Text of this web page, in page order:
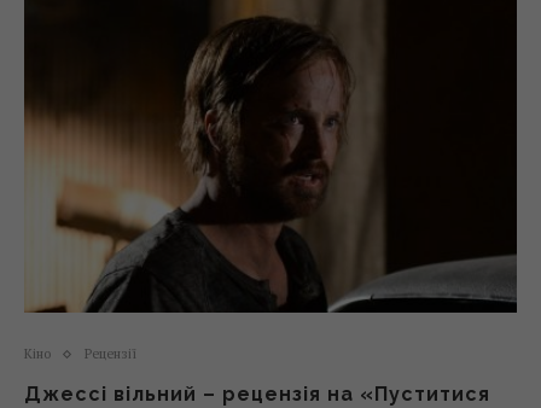
Кіно Рецензії
Джессі вільний – рецензія на «Пуститися